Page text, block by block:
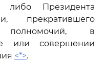
либо Президента
прекратившего
полномочий, в
или совершении
<*>.